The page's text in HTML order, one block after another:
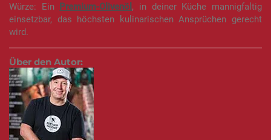
Würze: Ein Premium-Olivenöl , in deiner Küche mannigfaltig
einsetzbar, das höchsten kulinarischen Ansprüchen gerecht
wird.
Über den Autor: